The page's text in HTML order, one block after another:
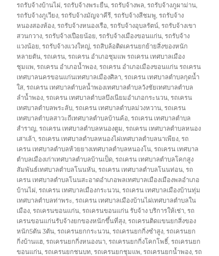
รถรับจ้างบ้านไผ่,รถรับจ้างพระยืน,รถรับจ้างพล,รถรับจ้างภูผาม่าน,
รถรับจ้างภูเวียง,รถรับจ้างมัญจาคีรี,รถรับจ้างสีชมพู,รถรับจ้าง
หนองสองห้อง,รถรับจ้างหนองเรือ,รถรับจ้างอุบลรัตน์,รถรับจ้างเขา
สวนกวาง,รถรับจ้างเปือยน้อย,รถรับจ้างเมืองขอนแก่น,รถรับจ้าง
แวงน้อย,รถรับจ้างแวงใหญ่,รถสิบล้อติดเครนยกย้ายสิ่งของหนัก
หลายตัน,รถเครน,รถเครน อำเภอชุมแพ รถเครน เทศบาลเมือง
ชุมแพ,รถเครน อำเภอน้ำพอง,รถเครน อำเภอเมืองขอนแก่น รถเครน
เทศบาลนครขอนแก่นเทศบาลเมืองศิลา,รถเครน เทศบาลตำบลกุดน้ำ
ใส,รถเครน เทศบาลตำบลน้ำพองเทศบาลตำบลวังชัยเทศบาลตำบล
ลำน้ำพอง,รถเครน เทศบาลตำบลบึงเนียมอำเภอกระนวน,รถเครน
เทศบาลตำบลพระลับ,รถเครน เทศบาลตำบลม่วงหวาน,รถเครน
เทศบาลตำบลสาวะถีเทศบาลตำบลบ้านค้อ,รถเครน เทศบาลตำบล
สำราญ,รถเครน เทศบาลตำบลหนองตูม,รถเครน เทศบาลตำบลหนอง
เสาเล้า,รถเครน เทศบาลตำบลหนองไผ่เทศบาลตำบลนาเพียง,รถ
เครน เทศบาลตำบลห้วยยางเทศบาลตำบลหนองโน,รถเครน เทศบาล
ตำบลเมืองเก่าเทศบาลตำบลบ้านเป็ด,รถเครน เทศบาลตำบลโคกสูง
สัมพันธ์เทศบาลตำบลโนนหัน,รถเครน เทศบาลตำบลโนนท่อน,รถ
เครน เทศบาลตำบลโนนสะอาดอำเภอพลเทศบาลเมืองเมืองพลอำเภอ
บ้านไผ่,รถเครน เทศบาลเมืองกระนวน,รถเครน เทศบาลเมืองบ้านทุ่ม
เทศบาลตำบลท่าพระ,รถเครน เทศบาลเมืองบ้านไผ่เทศบาลตำบลใน
เมือง,รถเครนขอนแก่น,รถเครนขอนแก่น รับจ้าง บริการให้เช่า,รถ
เครนขอนแก่นรับจ้างยกของหนักขึ้นที่สุง,รถเครนติดแขนยกสิ่งของ
หนัก5ตัน 3ตัน,รถเครนยกกระนวน,รถเครนยกกิ่งซำสูง,รถเครนยก
กิ่งบ้านแฮ,รถเครนยกกิ่งหนองนา,รถเครนยกกิ่งโคกโพธิ์,รถเครนยก
ขอนแก่น,รถเครนยกชนบท,รถเครนยกชุมแพ,รถเครนยกน้ำพอง,รถ